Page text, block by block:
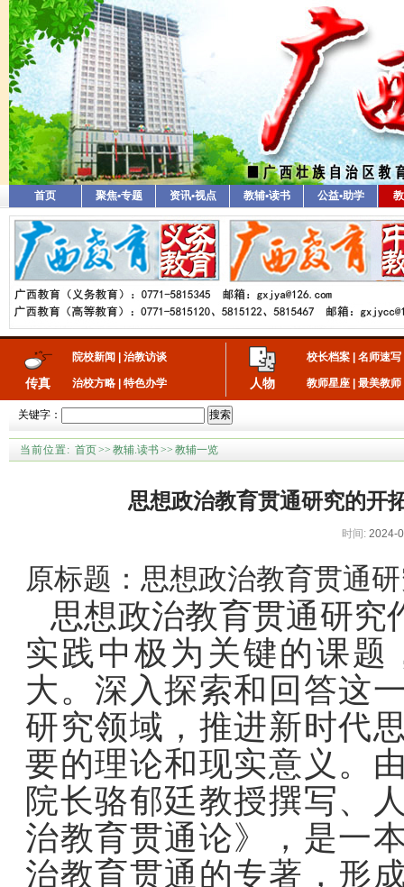
首页 聚焦•专题 资讯•视点 教辅•读书 公益•助学
传真
院校新闻 治教访谈
治校方略 特色办学 人物
校长档案 名师速写
教师星座 最美教师
关键字： 搜索
当前位置: 首页>> 教辅.读书>> 教辅一览
思想政治教育贯通研究的
时间: 2024-
原标题：思想政治教育贯通
思想政治教育贯通研究
实践中极为关键的课
大。深入探索和回答这
研究领域，推进新时代
要的理论和现实意义。
院长骆郁廷教授撰写、
治教育贯通论》，是一
治教育贯通的专著，形